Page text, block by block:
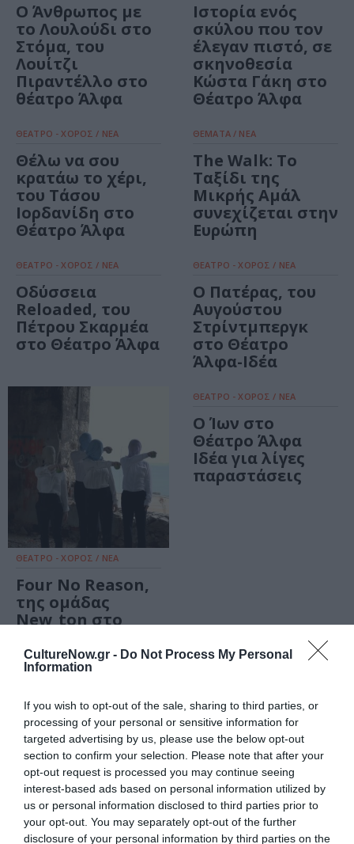
CultureNow.gr - Do Not Process My Personal
Information
If you wish to opt-out of the sale, sharing to third parties, or
processing of your personal or sensitive information for
targeted advertising by us, please use the below opt-out
section to confirm your selection. Please note that after your
opt-out request is processed you may continue seeing
interest-based ads based on personal information utilized by
us or personal information disclosed to third parties prior to
your opt-out. You may separately opt-out of the further
disclosure of your personal information by third parties on the
Ο Άνθρωπος με
το Λουλούδι στο
Στόμα, του
Λουίτζι
Πιραντέλλο στο
θέατρο Άλφα
Ιστορία ενός
σκύλου που τον
έλεγαν πιστό, σε
σκηνοθεσία
Kώστα Γάκη στο
Θέατρο Άλφα
ΘΕΑΤΡΟ - ΧΟΡΟΣ / ΝΕΑ
Θέλω να σου
κρατάω το χέρι,
του Τάσου
Ιορδανίδη στο
Θέατρο Άλφα
ΘΕΜΑΤΑ / ΝΕΑ
The Walk: Το
Ταξίδι της
Μικρής Αμάλ
συνεχίζεται στην
Ευρώπη
ΘΕΑΤΡΟ - ΧΟΡΟΣ / ΝΕΑ
Οδύσσεια
Reloaded, του
Πέτρου Σκαρμέα
στο Θέατρο Άλφα
ΘΕΑΤΡΟ - ΧΟΡΟΣ / ΝΕΑ
Ο Πατέρας, του
Αυγούστου
Στρίντμπεργκ
στο Θέατρο
Άλφα-Ιδέα
ΘΕΑΤΡΟ - ΧΟΡΟΣ / ΝΕΑ
Four No Reason,
της ομάδας
New_ton στο
Ιδέα
ΘΕΑΤΡΟ - ΧΟΡΟΣ / ΝΕΑ
Ο Ίων στο
Θέατρο Άλφα
Ιδέα για λίγες
παραστάσεις
Δον Κιχώτης, του
Μιχαήλ
Θερβάντες στο
θέατρο Άλφα –
Ιδέα
Ο καιρός των
χρυσανθέμων,
του Μάνου
Ελευθερίου στο
Θέατρο Άλφα
Ιδέα
ΘΕΑΤΡΟ - ΧΟΡΟΣ / ΠΡΕΜΙΕΡΕΣ